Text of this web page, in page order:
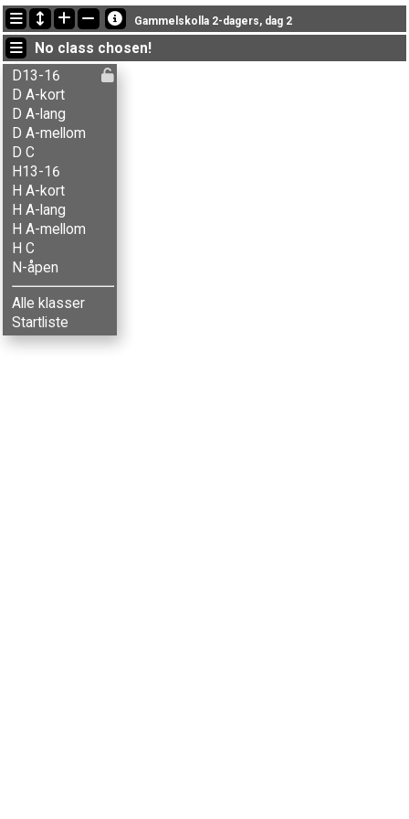
Latest updates
11:49:21: Anne Sørum (Damer A-kort) finished with time 75:39 (31)
11:12:42: Mikkel M. Ravnan (
11:06:49: Josefin Hultgreen (Damer A-mellom) got new status: dns
Gammelskolla 2-dagers, dag 2
No class chosen!
D13-16
D A-kort
D A-lang
D A-mellom
D C
H13-16
H A-kort
H A-lang
H A-mellom
H C
N-åpen
Alle klasser
Startliste